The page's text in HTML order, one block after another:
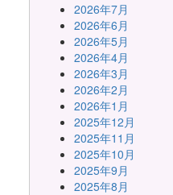
2026年7月
2026年6月
2026年5月
2026年4月
2026年3月
2026年2月
2026年1月
2025年12月
2025年11月
2025年10月
2025年9月
2025年8月